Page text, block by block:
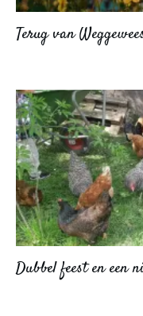
Terug van
Dubbel feest en een